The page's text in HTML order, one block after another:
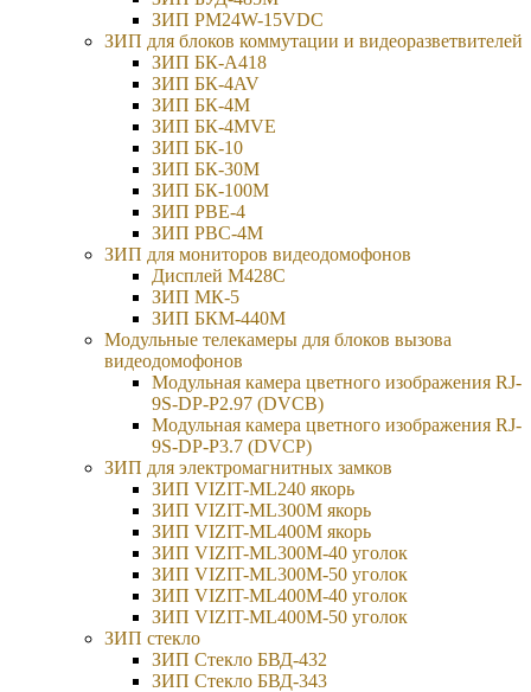
ЗИП РМ24W-15VDC
ЗИП для блоков коммутации и видеоразветвителей
ЗИП БК-А418
ЗИП БК-4AV
ЗИП БК-4М
ЗИП БК-4MVE
ЗИП БК-10
ЗИП БК-30М
ЗИП БК-100М
ЗИП РВЕ-4
ЗИП РВС-4M
ЗИП для мониторов видеодомофонов
Дисплей M428C
ЗИП МК-5
ЗИП БКМ-440M
Модульные телекамеры для блоков вызова
видеодомофонов
Модульная камера цветного изображения RJ-
9S-DP-P2.97 (DVCB)
Модульная камера цветного изображения RJ-
9S-DP-P3.7 (DVCP)
ЗИП для электромагнитных замков
ЗИП VIZIT-ML240 якорь
ЗИП VIZIT-ML300M якорь
ЗИП VIZIT-ML400M якорь
ЗИП VIZIT-ML300M-40 уголок
ЗИП VIZIT-ML300M-50 уголок
ЗИП VIZIT-ML400M-40 уголок
ЗИП VIZIT-ML400M-50 уголок
ЗИП стекло
ЗИП Стекло БВД-432
ЗИП Стекло БВД-343